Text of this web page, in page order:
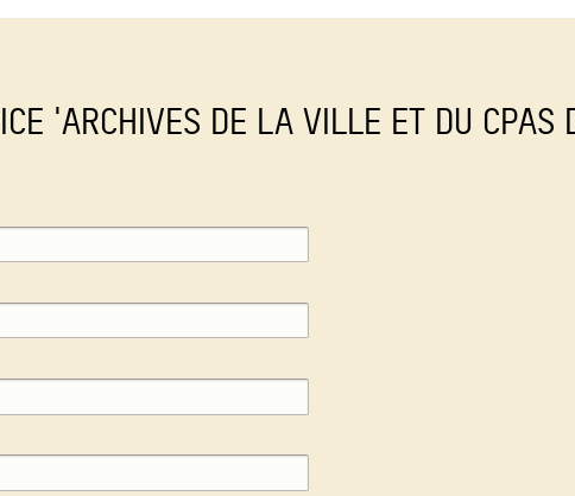
'ARCHIVES DE LA VILLE ET DU CPAS